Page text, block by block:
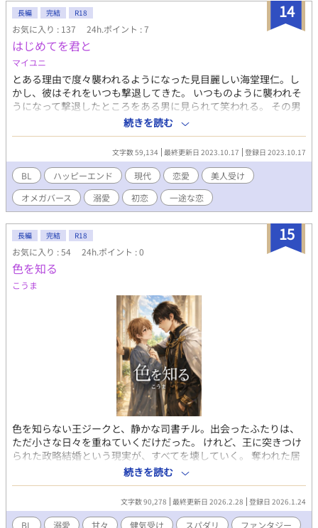
いただけます。 （でも、良かったら本編も読みに来てくださ
い！ →「巻き戻りの転生者は、腐女子と共にハッピーエンドを
取りに行く！」完結済です） ＜作者からのあつかましいお願い＞
★お気に入り登録して読んでもらえると嬉しい！ ★ハートを各話
10個ずつ連続ダダダダダダダダダダッと押してもらえると、大変
励みになります！ （ちなみに誰が押したかは、作者はもちろん誰
にもわかりません。安心してください。なお、1話につき最大10
個押せます） ★しおりを最新話に挟んでもらえると生きてて良か
ったと感動します！ ★エールいただくと泣いて喜びます！
14
長編 完結 R18
お気に入り : 137 24h.ポイント : 7
はじめてを君と
マイユニ
とある理由で度々襲われるようになった見目麗しい海堂理仁。し
かし、彼はそれをいつも撃退してきた。 いつものように襲われそ
うになって撃退したところをある男に見られて笑われる。 その男
とは度々会うようになった。 ある日、男から付き合ってほしいと
言われる。断ると本当に付き合うのではなくフリをしてほしいと
言う。尚も断ると試験で勝負をしようと持ちかけられる。学年1位
をキープし続けている男は負けることはないと高を括り勝負を受
けて立つことに。 惜しくも勝負に破れた理仁は彼、須藤拓海と付
き合うフリをする事に……。 オメガバース設定。薬の開発が進ん
でいて発情を抑制できている世界です。 ＊マークは背後注意シー
ンあります
続きを読む
文字数 59,134 最終更新日 2023.10.17 登録日 2023.10.17
BL ハッピーエンド 現代 恋愛
美人受け
オメガバース
溺愛 初恋 一途な恋
15
長編 完結 R18
お気に入り : 54 24h.ポイント : 0
色を知る
こうま
色を知らない王ジークと、静かな司書チル。出会ったふたりは、
ただ小さな日々を重ねていくだけだった。 けれど、王に突きつけ
られた政略結婚という現実が、すべてを壊していく。 奪われた居
場所、胸に刻まれた、たったひとつの約束。待つしかできないチ
ルと、守るために戦うジーク。 「君が、俺の色だ」 たったひとつ
の光を信じ、ふたりは未来を変えていく。静かで、激しく、甘や
かで、痛いほど純粋。 そして王は＿＿溺れるほどに、その存在を
求め続けた。 静かな司書と、色を知らない王の、溺れるほど一途
続きを読む
文字数 90,278 最終更新日 2026.2.28 登録日 2026.1.24
BL 溺愛 甘々 健気受け スパダリ ファンタジー